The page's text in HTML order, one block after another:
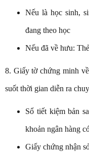
Nếu là học sinh,
đang theo học
Nếu đã về hưu:
8. Giấy tờ chứng minh
suốt thời gian diễn ra
Sổ tiết kiệm bản
khoản ngân hàng
Giấy chứng nhận